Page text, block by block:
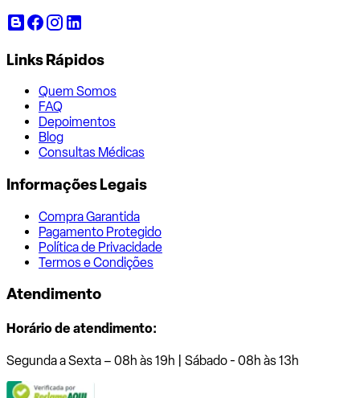
Links Rápidos
Quem Somos
FAQ
Depoimentos
Blog
Consultas Médicas
Informações Legais
Compra Garantida
Pagamento Protegido
Política de Privacidade
Termos e Condições
Atendimento
Horário de atendimento:
Segunda a Sexta – 08h às 19h | Sábado - 08h às 13h